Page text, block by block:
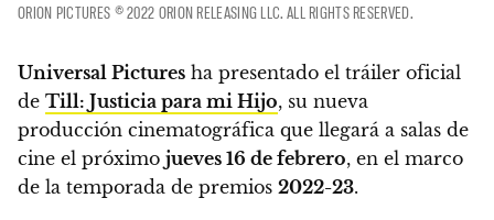
ORION PICTURES © 2022 ORION RELEASING LLC. ALL RIGHTS RESERVED.
Universal Pictures ha presentado el tráiler oficial
de Till: Justicia para mi Hijo, su nueva
producción cinematográfica que llegará a salas de
cine el próximo jueves 16 de febrero, en el marco
de la temporada de premios 2022-23.